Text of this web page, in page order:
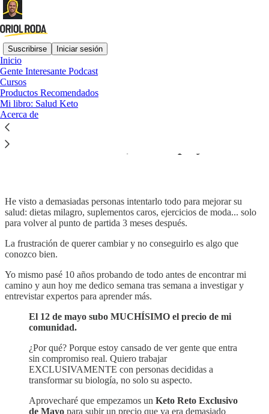
Suscribirse Iniciar sesión
Inicio
Gente Interesante Podcast
Cursos
Productos Recomendados
Mi libro: Salud Keto
Acerca de
Lee sin distracciones en Substack
Únete a mi comunidad privada y
transforma tu salud, tu cuerpo y tu mente
He visto a demasiadas personas intentarlo todo para mejorar su
salud: dietas milagro, suplementos caros, ejercicios de moda... solo
para volver al punto de partida 3 meses después.
La frustración de querer cambiar y no conseguirlo es algo que
conozco bien.
Yo mismo pasé 10 años probando de todo antes de encontrar mi
camino y aun hoy me dedico semana tras semana a investigar y
entrevistar expertos para aprender más.
El 12 de mayo subo MUCHÍSIMO el precio de mi
comunidad.
¿Por qué? Porque estoy cansado de ver gente que entra
sin compromiso real. Quiero trabajar
EXCLUSIVAMENTE con personas decididas a
transformar su biología, no solo su aspecto.
Aprovecharé que empezamos un Keto Reto Exclusivo
de Mayo para subir un precio que ya era demasiado